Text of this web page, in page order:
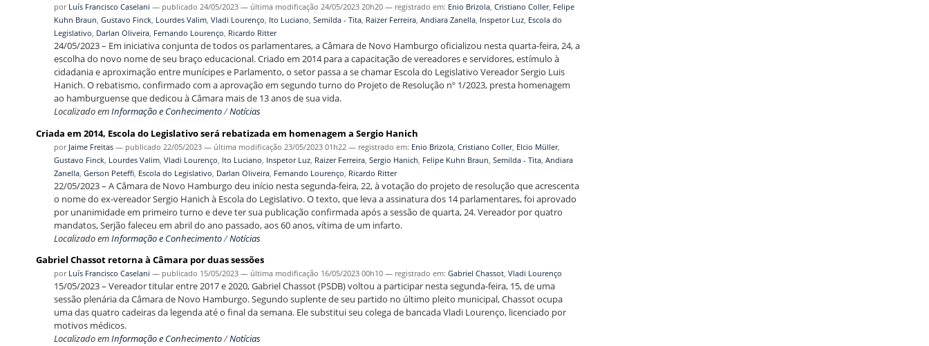
por Luís Francisco Caselani — publicado 24/05/2023 — última modificação 24/05/2023 20h20 — registrado em: Enio Brizola, Cristiano Coller, Felipe
Kuhn Braun Gustavo Finck, Lourdes Valim, Vladi Lourenço Ito Luciano Semilda - Tita, Raizer Ferreira, Andiara Zanella, Inspetor Luz, Escola do
Legislativo Darlan Oliveira, Fernando Lourenço Ricardo Ritter
24/05/2023 – Em iniciativa conjunta de todos os parlamentares, a Câmara de Novo Hamburgo oficializou nesta quarta-feira, 24, a
escolha do novo nome de seu braço educacional. Criado em 2014 para a capacitação de vereadores e servidores, estímulo à
cidadania e aproximação entre munícipes e Parlamento, o setor passa a se chamar Escola do Legislativo Vereador Sergio Luis
Hanich. O rebatismo, confirmado com a aprovação em segundo turno do Projeto de Resolução nº 1/2023, presta homenagem
ao hamburguense que dedicou à Câmara mais de 13 anos de sua vida.
Localizado emInformação e Conhecimento/Notícias
Criada em 2014, Escola do Legislativo será rebatizada em homenagem a Sergio Hanich
por Jaime Freitas — publicado 22/05/2023 — última modificação 23/05/2023 01h22 — registrado em: Enio Brizola, Cristiano Coller, Elcio Müller,
Gustavo Finck, Lourdes Valim, Vladi Lourenço Ito Luciano Inspetor Luz, Raizer Ferreira, Sergio Hanich Felipe Kuhn Braun Semilda - Tita, Andiara
Zanella, Gerson Peteffi, Escola do Legislativo Darlan Oliveira, Fernando Lourenço Ricardo Ritter
22/05/2023 – A Câmara de Novo Hamburgo deu início nesta segunda-feira, 22, à votação do projeto de resolução que acrescenta
o nome do ex-vereador Sergio Hanich à Escola do Legislativo. O texto, que leva a assinatura dos 14 parlamentares, foi aprovado
por unanimidade em primeiro turno e deve ter sua publicação confirmada após a sessão de quarta, 24. Vereador por quatro
mandatos, Serjão faleceu em abril do ano passado, aos 60 anos, vítima de um infarto.
Localizado emInformação e Conhecimento/Notícias
Gabriel Chassot retorna à Câmara por duas sessões
por Luís Francisco Caselani — publicado 15/05/2023 — última modificação 16/05/2023 00h10 — registrado em: Gabriel Chassot, Vladi Lourenço
15/05/2023 – Vereador titular entre 2017 e 2020, Gabriel Chassot (PSDB) voltou a participar nesta segunda-feira, 15, de uma
sessão plenária da Câmara de Novo Hamburgo. Segundo suplente de seu partido no último pleito municipal, Chassot ocupa
uma das quatro cadeiras da legenda até o final da semana. Ele substitui seu colega de bancada Vladi Lourenço, licenciado por
motivos médicos.
Localizado emInformação e Conhecimento/Notícias